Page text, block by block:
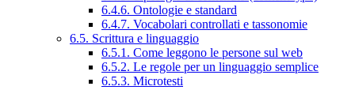
6.4.6. Ontologie e standard
6.4.7. Vocabolari controllati e tassonomie
6.5. Scrittura e linguaggio
6.5.1. Come leggono le persone sul web
6.5.2. Le regole per un linguaggio semplice
6.5.3. Microtesti